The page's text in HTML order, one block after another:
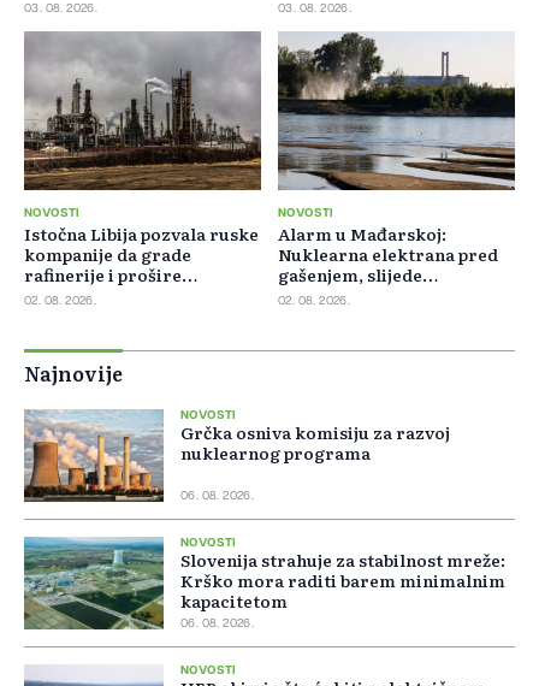
03. 08. 2026. 03. 08. 2026.
NOVOSTI
Istočna Libija pozvala ruske
kompanije da grade
rafinerije i prošire
energetsku saradnju
02. 08. 2026.
NOVOSTI
Alarm u Mađarskoj:
Nuklearna elektrana pred
gašenjem, slijede
restrikcije struje i vode
02. 08. 2026.
Najnovije
NOVOSTI
Grčka osniva komisiju za razvoj
nuklearnog programa
06. 08. 2026.
NOVOSTI
Slovenija strahuje za stabilnost mreže:
Krško mora raditi barem minimalnim
kapacitetom
06. 08. 2026.
NOVOSTI